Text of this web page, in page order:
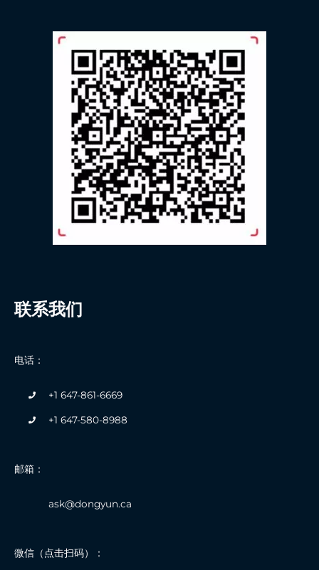
联系我们
电话：
+1 647-861-6669
+1 647-580-8988
邮箱：
ask@dongyun.ca
微信（点击扫码）：